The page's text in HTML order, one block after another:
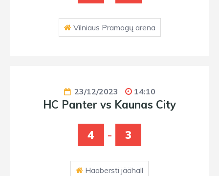
Vilniaus Pramogų arena
23/12/2023 14:10
HC Panter vs Kaunas City
4 - 3
Haabersti jäähall